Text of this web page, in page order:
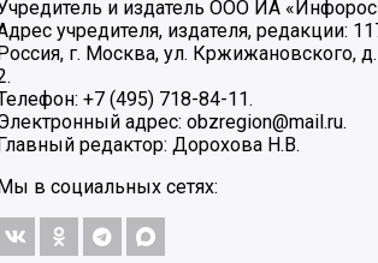
и издатель ООО ИА
учредителя, издателя, редакции:
г. Москва, ул. Кржижановского,
+7 (495) 718-84-11.
адрес: obzregion@mail.ru.
редактор: Дорохова Н.В.
в социальных сетях: